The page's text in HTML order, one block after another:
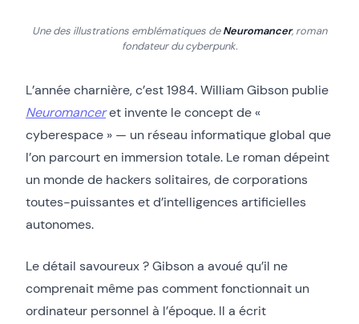
Une des illustrations emblématiques deNeuromancer, roman
fondateur du cyberpunk.
L’année charnière, c’est 1984. William Gibson publie
Neuromanceret invente le concept de «
cyberespace » — un réseau informatique global que
l’on parcourt en immersion totale. Le roman dépeint
un monde de hackers solitaires, de corporations
toutes-puissantes et d’intelligences artificielles
autonomes.
Le détail savoureux ? Gibson a avoué qu’il ne
comprenait même pas comment fonctionnait un
ordinateur personnel à l’époque. Il a écrit